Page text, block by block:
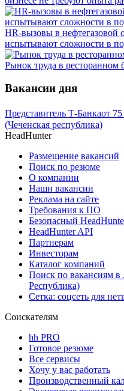
HR-вызовы в нефтегазовой
испытывают сложности в
Рынок труда в ресторанном
Вакансии дня
Представитель Т-Банкаот
(Чеченская республика)
HeadHunter
Размещение вакансий
Поиск по резюме
О компании
Наши вакансии
Реклама на сайте
Требования к ПО
Безопасный
HeadHunter API
Партнерам
Инвесторам
Каталог компаний
Поиск по вакансиям в
Республика)
Сетка: соцсеть для
Соискателям
hh PRO
Готовое резюме
Все сервисы
Хочу у вас работать
Производственный